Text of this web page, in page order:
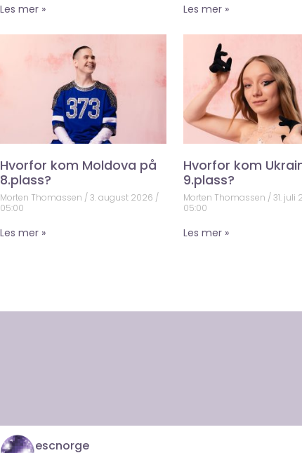
Les mer » Les mer »
Hvorfor kom Moldova på
8.plass?
Morten Thomassen
3. august 2026
05:00
Les mer »
Hvorfor kom
9.plass?
Morten Thomassen
31. juli
05:00
Les mer »
escnorge